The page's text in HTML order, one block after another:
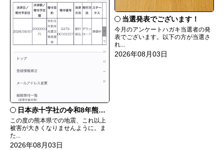
日本赤十字社の令和8年熊本地震災害義援金に寄付いたしました
この度の熊本県での地震、これ以上
被害が大きくなりませんように。ま
た...
2026年08月03日
当選発表でございます！
今月のアンケートハガキ当選者の発
表でございます。以下の方が当選さ
れ...
2026年08月03日